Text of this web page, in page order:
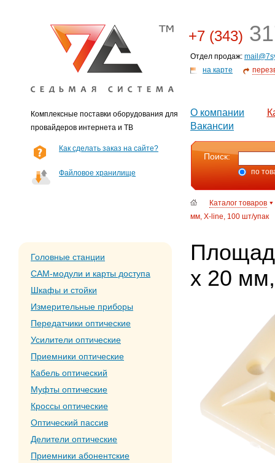
Комплексные поставки оборудования для
провайдеров интернета и ТВ
+7 (343)
Отдел продаж:
на карте
О компании
Вакансии
Как сделать заказ на сайте?
Файловое хранилище
Поиск:
по
Каталог товаров
мм, X-line, 100 шт/упак
Головные станции
CAM-модули и карты доступа
Шкафы и стойки
Измерительные приборы
Передатчики оптические
Усилители оптические
Приемники оптические
Кабель оптический
Муфты оптические
Кроссы оптические
Оптический пассив
Делители оптические
Приемники абонентские
x 20